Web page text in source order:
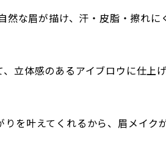
然な眉が描け、汗・皮脂・擦れに
立体感のあるアイブロウに仕上
を叶えてくれるから、眉メイク